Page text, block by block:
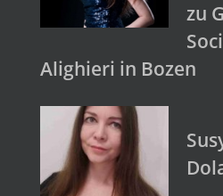
zu
Alighieri in Bozen